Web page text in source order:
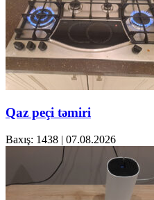
Qaz peçi təmiri
Baxış: 1438 | 07.08.2026